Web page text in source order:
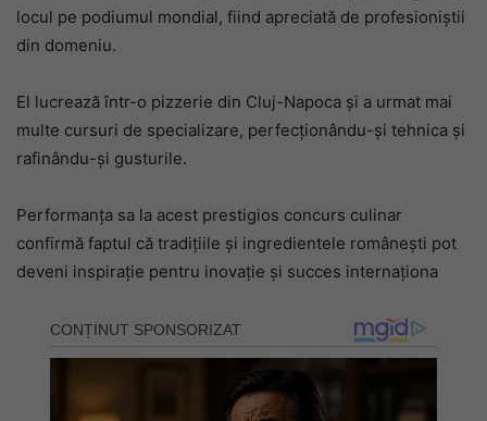
locul pe podiumul mondial, fiind apreciată de profesioniștii
din domeniu.
El lucrează într-o pizzerie din Cluj-Napoca și a urmat mai
multe cursuri de specializare, perfecționându-și tehnica și
rafinându-și gusturile.
Performanța sa la acest prestigios concurs culinar
confirmă faptul că tradițiile și ingredientele românești pot
deveni inspirație pentru inovație și succes internaționa